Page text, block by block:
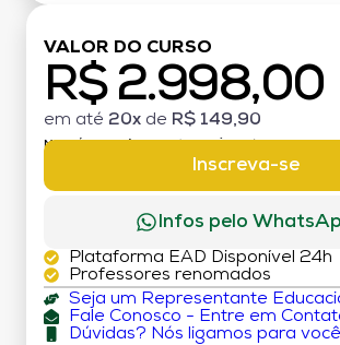
VALOR DO CURSO
R$ 2.998,00
em até 20x de R$ 149,90
MATRÍCULA:
Inscreva-se
Infos pelo
Plataforma EAD Disponível 24h
Professores renomados
Seja um Representante
Fale Conosco - Entre em
Dúvidas? Nós ligamos para